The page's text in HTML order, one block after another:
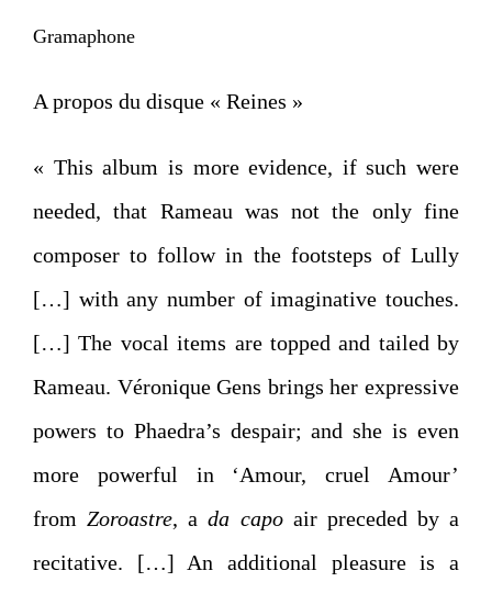
Gramaphone
A propos du disque « Reines »
« This album is more evidence, if such were
needed, that Rameau was not the only fine
composer to follow in the footsteps of Lully
[…] with any number of imaginative touches.
[…] The vocal items are topped and tailed by
Rameau. Véronique Gens brings her expressive
powers to Phaedra’s despair; and she is even
more powerful in ‘Amour, cruel Amour’
fromZoroastre, ada capoair preceded by a
recitative. […] An additional pleasure is a